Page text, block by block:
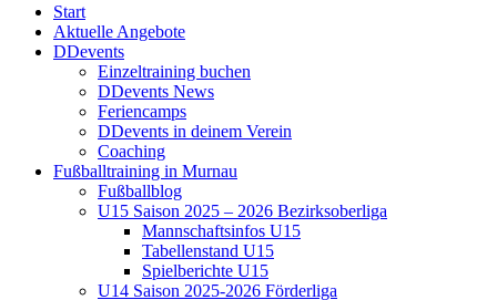
Start
Aktuelle Angebote
DDevents
Einzeltraining buchen
DDevents News
Feriencamps
DDevents in deinem Verein
Coaching
Fußballtraining in Murnau
Fußballblog
U15 Saison 2025 – 2026 Bezirksoberliga
Mannschaftsinfos U15
Tabellenstand U15
Spielberichte U15
U14 Saison 2025-2026 Förderliga